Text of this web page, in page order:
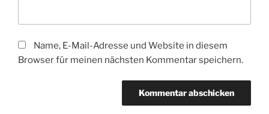
Name, E-Mail-Adresse und Website in diesem
Browser für meinen nächsten Kommentar speichern.